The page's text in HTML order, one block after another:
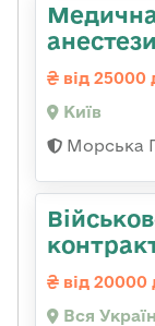
від 25000
Київ
Морська
від 20000
Вся